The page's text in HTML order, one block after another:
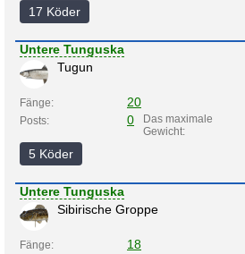
17 Köder
Untere Tunguska
Tugun
Fänge: 20
Posts: 0
Das maximale
Gewicht:
5 Köder
Untere Tunguska
Sibirische Groppe
Fänge: 18